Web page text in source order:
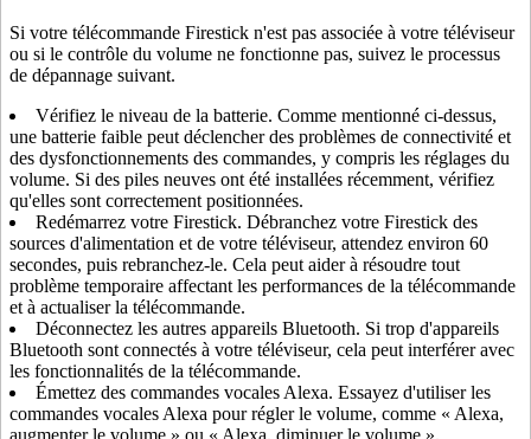
Si votre télécommande Firestick n'est pas associée à votre téléviseur
ou si le contrôle du volume ne fonctionne pas, suivez le processus
de dépannage suivant.
Vérifiez le niveau de la batterie. Comme mentionné ci-dessus,
une batterie faible peut déclencher des problèmes de connectivité et
des dysfonctionnements des commandes, y compris les réglages du
volume. Si des piles neuves ont été installées récemment, vérifiez
qu'elles sont correctement positionnées.
Redémarrez votre Firestick. Débranchez votre Firestick des
sources d'alimentation et de votre téléviseur, attendez environ 60
secondes, puis rebranchez-le. Cela peut aider à résoudre tout
problème temporaire affectant les performances de la télécommande
et à actualiser la télécommande.
Déconnectez les autres appareils Bluetooth. Si trop d'appareils
Bluetooth sont connectés à votre téléviseur, cela peut interférer avec
les fonctionnalités de la télécommande.
Émettez des commandes vocales Alexa. Essayez d'utiliser les
commandes vocales Alexa pour régler le volume, comme « Alexa,
augmenter le volume » ou « Alexa, diminuer le volume ».